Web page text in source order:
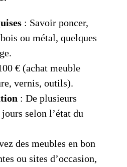
: Savoir poncer,
ou métal, quelques
€ (achat meuble
vernis, outils).
: De plusieurs
selon l’état du
des meubles en bon
ou sites d’occasion,